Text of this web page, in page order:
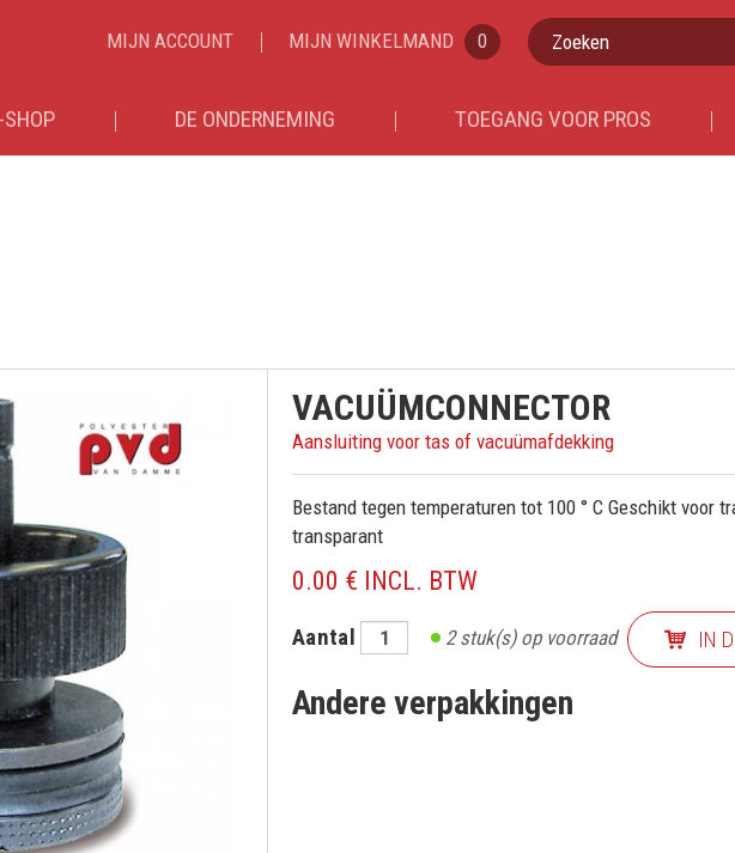
MIJN ACCOUNT MIJN WINKELMAND 0 Zoeken
DE ONDERNEMING TOEGANG VOOR PROS
VACUÜMCONNECTOR
Aansluiting voor tas of vacuümafdekking
Bestand tegen temperaturen tot 100 ° C Geschikt voor
transparant
0.00 € INCL. BTW
Aantal 2stuk(s) op voorraad IN
Andere verpakkingen